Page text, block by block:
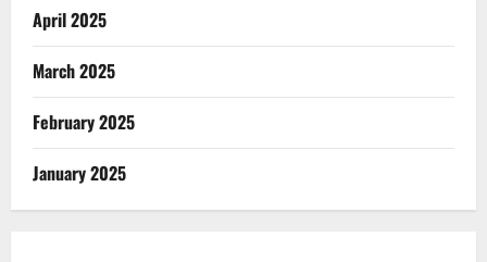
April 2025
March 2025
February 2025
January 2025